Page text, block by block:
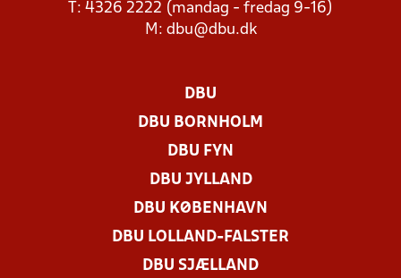
T: 4326 2222 (mandag - fredag 9-16)
M: dbu@dbu.dk
DBU
DBU BORNHOLM
DBU FYN
DBU JYLLAND
DBU KØBENHAVN
DBU LOLLAND-FALSTER
DBU SJÆLLAND